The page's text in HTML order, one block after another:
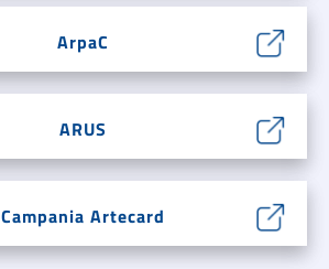
ArpaC
ARUS
Campania Artecard